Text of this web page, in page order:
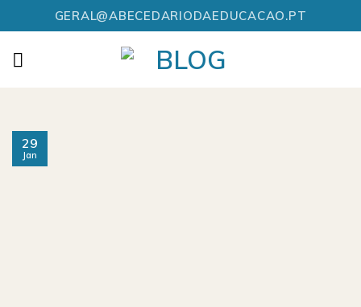
to
content
GERAL@ABECEDARIODAEDUCACAO.PT
29
Jan